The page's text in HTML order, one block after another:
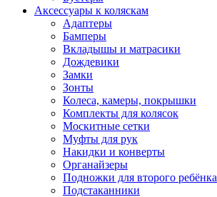
Аксессуары к коляскам
Адаптеры
Бамперы
Вкладышы и матрасики
Дождевики
Замки
Зонты
Колеса, камеры, покрышки
Комплекты для колясок
Москитные сетки
Муфты для рук
Накидки и конверты
Органайзеры
Подножки для второго ребёнка
Подстаканники